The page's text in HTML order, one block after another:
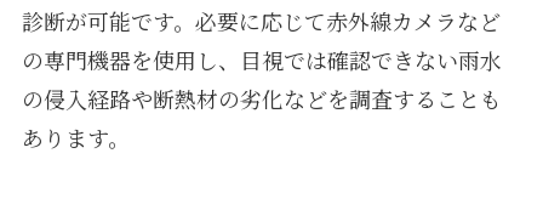
診断が可能です。必要に応じて赤外線カメラなど
の専門機器を使用し、目視では確認できない雨水
の侵入経路や断熱材の劣化などを調査することも
あります。